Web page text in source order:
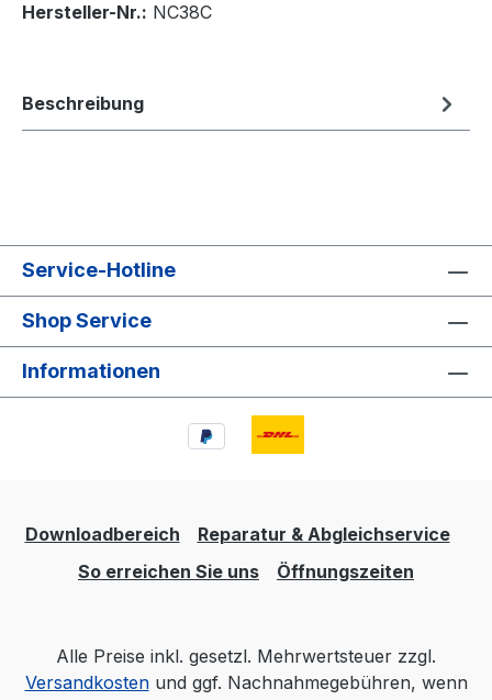
Hersteller-Nr.: NC38C
Beschreibung
Service-Hotline
Shop Service
Informationen
Downloadbereich
Reparatur & Abgleichservice
So erreichen Sie uns
Öffnungszeiten
Alle Preise inkl. gesetzl. Mehrwertsteuer zzgl.
Versandkostenund ggf. Nachnahmegebühren, wenn